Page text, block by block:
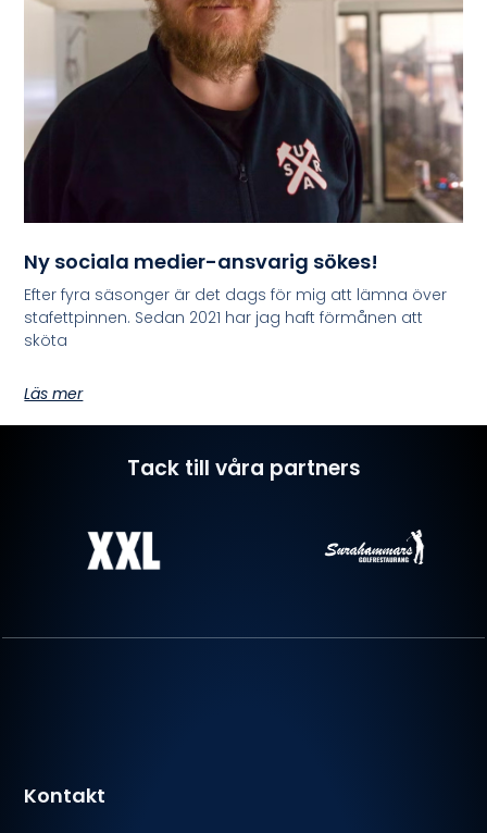
Ny sociala medier-ansvarig sökes!
Efter fyra säsonger är det dags för mig att lämna över
stafettpinnen. Sedan 2021 har jag haft förmånen att
sköta
Läs mer
Tack till våra partners
Kontakt